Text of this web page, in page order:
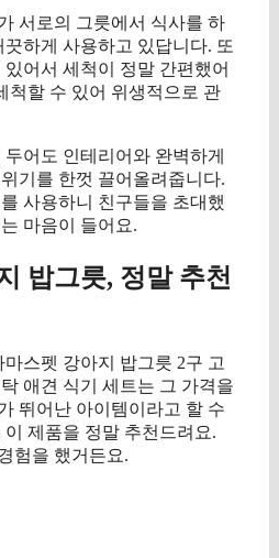
서로의 그릇에서 식사를 하
하게 사용하고 있답니다. 또
어서 세척이 정말 간편했어
척할 수 있어 위생적으로 관
어도 인테리어와 완벽하게
기를 한껏 끌어올려줍니다.
사용하니 친구들을 초대했
마음이 들어요.
밥그릇, 정말 추천
스펫 강아지 밥그릇 2구 고
애견 식기 세트는 그 가격을
뛰어난 아이템이라고 할 수
제품을 정말 추천드려요.
험을 했거든요.